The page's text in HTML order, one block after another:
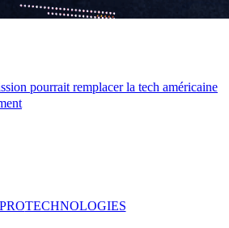
pourrait remplacer la tech américaine
PROTECHNOLOGIES